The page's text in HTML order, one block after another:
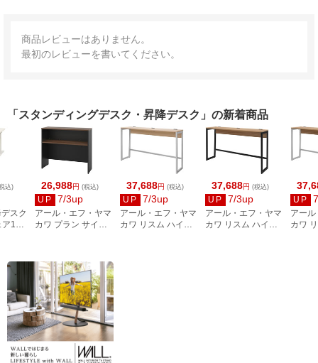
商品レビューはありません。
最初のレビューを書いてください。
「スタンディングデスク・昇降デスク」の新着商品
26,988円 (税込)
UP 7/3up
アール・エフ・ヤマ
カワ プラン サイド
RFPSH-1240DM-
BL
37,688円 (税込)
UP 7/3up
アール・エフ・ヤマ
カワ リスム ハイデ
37,688円 (税込)
UP 7/3up
アール・エフ・ヤマ
カワ リスム ハイデ
UP
アー
カワ
込)
スク
1脚